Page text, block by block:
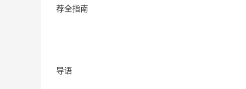
荐全指南
导语